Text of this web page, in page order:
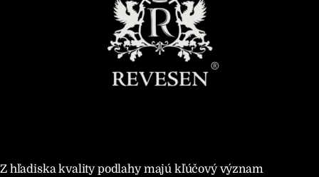
Z hľadiska kvality podlahy majú kľúčový význam